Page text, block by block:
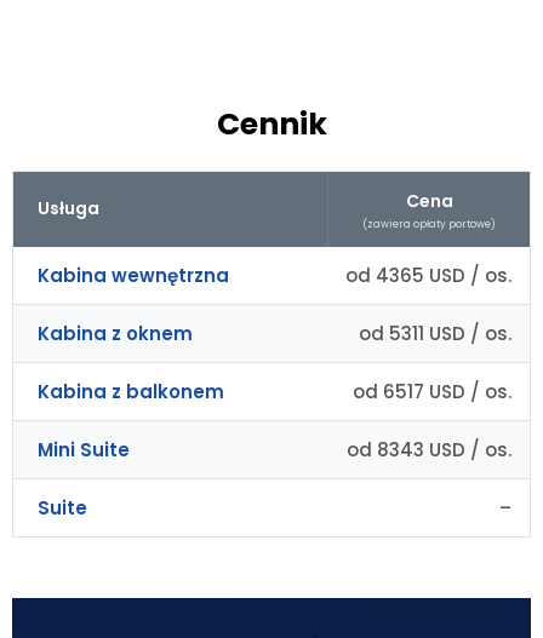
Cennik
Usługa Cena
(zawiera opłaty portowe)
Kabina wewnętrzna od 4365 USD / os.
Kabina z oknem od 5311 USD / os.
Kabina z balkonem od 6517 USD / os.
Mini Suite od 8343 USD / os.
Suite –